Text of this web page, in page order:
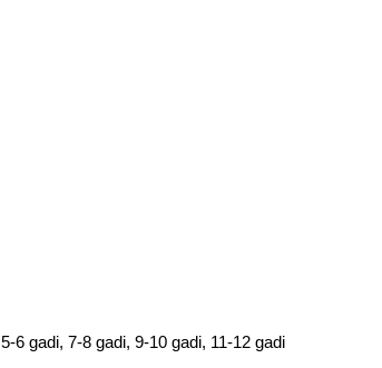
5-6 gadi, 7-8 gadi, 9-10 gadi, 11-12 gadi